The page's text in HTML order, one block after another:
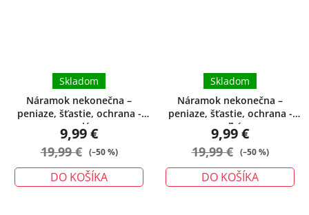
Náramok nekonečna –
peniaze, šťastie, ochrana -
malý
Skladom
9,99 €
19,99 € (–50 %)
DO KOŠÍKA
Náramok nekonečna –
peniaze, šťastie, ochrana -
veľký
Skladom
9,99 €
19,99 € (–50 %)
DO KOŠÍKA